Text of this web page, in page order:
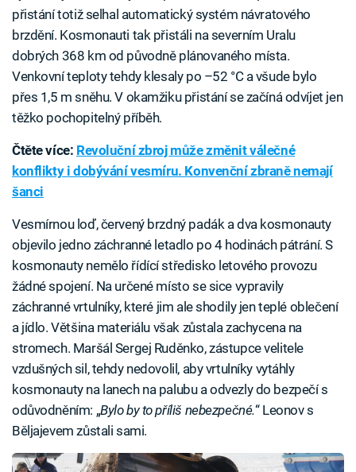
přistání totiž selhal automatický systém návratového
brzdění. Kosmonauti tak přistáli na severním Uralu
dobrých 368 km od původně plánovaného místa.
Venkovní teploty tehdy klesaly po –52 °C a všude bylo
přes 1,5 m sněhu. V okamžiku přistání se začíná odvíjet jen
těžko pochopitelný příběh.
Čtěte více: Revoluční zbroj může změnit válečné
konflikty i dobývání vesmíru. Konvenční zbraně nemají
šanci
Vesmírnou loď, červený brzdný padák a dva kosmonauty
objevilo jedno záchranné letadlo po 4 hodinách pátrání. S
kosmonauty nemělo řídící středisko letového provozu
žádné spojení. Na určené místo se sice vypravily
záchranné vrtulníky, které jim ale shodily jen teplé oblečení
a jídlo. Většina materiálu však zůstala zachycena na
stromech. Maršál Sergej Ruděnko, zástupce velitele
vzdušných sil, tehdy nedovolil, aby vrtulníky vytáhly
kosmonauty na lanech na palubu a odvezly do bezpečí s
odůvodněním: „Bylo by to příliš nebezpečné.“ Leonov s
Běljajevem zůstali sami.